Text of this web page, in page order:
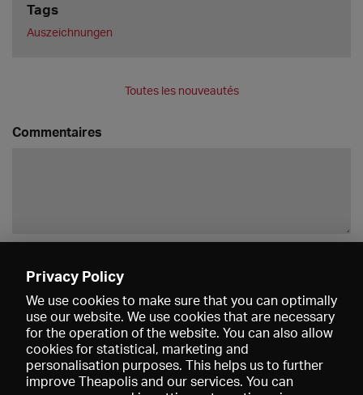
Tags
Auszeichnungen
Toutes les nouveautés
Commentaires
Privacy Policy
We use cookies to make sure that you can optimally
use our website. We use cookies that are necessary
for the operation of the website. You can also allow
cookies for statistical, marketing and
personalisation purposes. This helps us to further
improve Theapolis and our services. You can